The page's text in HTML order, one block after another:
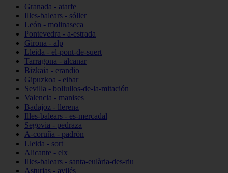
Granada - atarfe
Illes-balears - sóller
León - molinaseca
Pontevedra - a-estrada
Girona - alp
Lleida - el-pont-de-suert
Tarragona - alcanar
Bizkaia - erandio
Gipuzkoa - eibar
Sevilla - bollullos-de-la-mitación
Valencia - manises
Badajoz - llerena
Illes-balears - es-mercadal
Segovia - pedraza
A-coruña - padrón
Lleida - sort
Alicante - elx
Illes-balears - santa-eulària-des-riu
Asturias - avilés